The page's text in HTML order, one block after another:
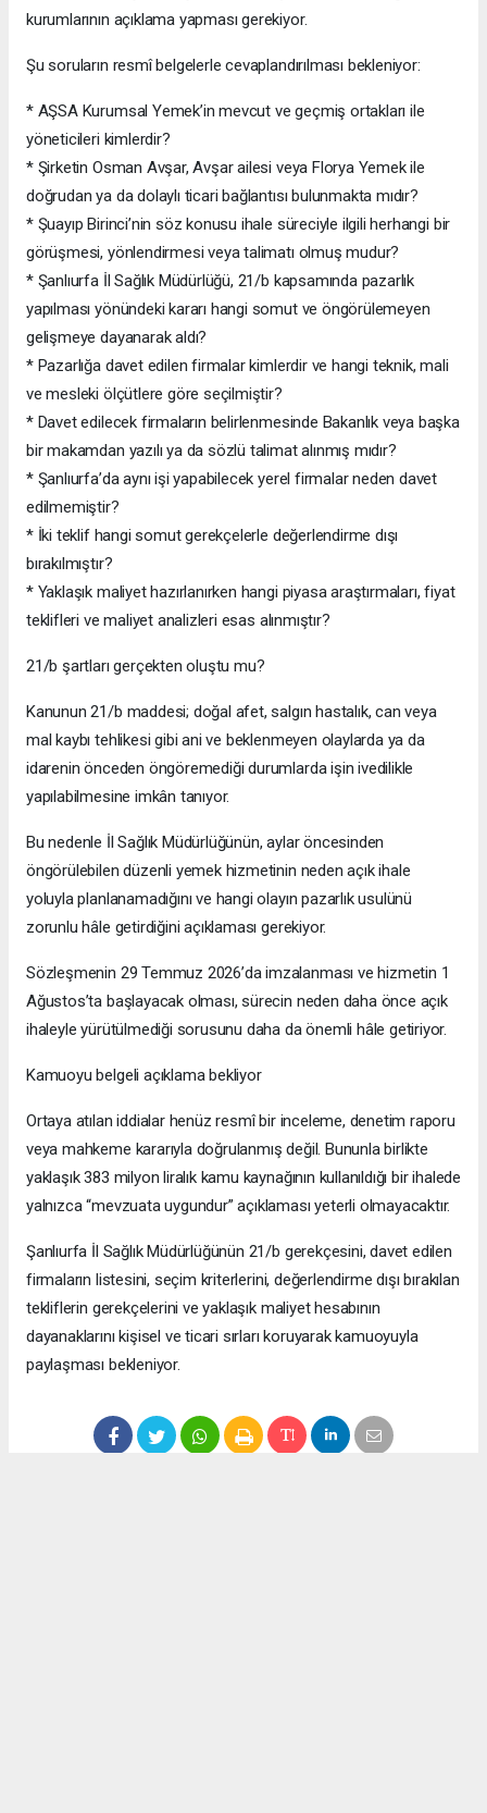
kurumlarının açıklama yapması gerekiyor.
Şu soruların resmî belgelerle cevaplandırılması bekleniyor:
* AŞSA Kurumsal Yemek’in mevcut ve geçmiş ortakları ile
yöneticileri kimlerdir?
* Şirketin Osman Avşar, Avşar ailesi veya Florya Yemek ile
doğrudan ya da dolaylı ticari bağlantısı bulunmakta mıdır?
* Şuayıp Birinci’nin söz konusu ihale süreciyle ilgili herhangi bir
görüşmesi, yönlendirmesi veya talimatı olmuş mudur?
* Şanlıurfa İl Sağlık Müdürlüğü, 21/b kapsamında pazarlık
yapılması yönündeki kararı hangi somut ve öngörülemeyen
gelişmeye dayanarak aldı?
* Pazarlığa davet edilen firmalar kimlerdir ve hangi teknik, mali
ve mesleki ölçütlere göre seçilmiştir?
* Davet edilecek firmaların belirlenmesinde Bakanlık veya başka
bir makamdan yazılı ya da sözlü talimat alınmış mıdır?
* Şanlıurfa’da aynı işi yapabilecek yerel firmalar neden davet
edilmemiştir?
* İki teklif hangi somut gerekçelerle değerlendirme dışı
bırakılmıştır?
* Yaklaşık maliyet hazırlanırken hangi piyasa araştırmaları, fiyat
teklifleri ve maliyet analizleri esas alınmıştır?
21/b şartları gerçekten oluştu mu?
Kanunun 21/b maddesi; doğal afet, salgın hastalık, can veya
mal kaybı tehlikesi gibi ani ve beklenmeyen olaylarda ya da
idarenin önceden öngöremediği durumlarda işin ivedilikle
yapılabilmesine imkân tanıyor.
Bu nedenle İl Sağlık Müdürlüğünün, aylar öncesinden
öngörülebilen düzenli yemek hizmetinin neden açık ihale
yoluyla planlanamadığını ve hangi olayın pazarlık usulünü
zorunlu hâle getirdiğini açıklaması gerekiyor.
Sözleşmenin 29 Temmuz 2026’da imzalanması ve hizmetin 1
Ağustos’ta başlayacak olması, sürecin neden daha önce açık
ihaleyle yürütülmediği sorusunu daha da önemli hâle getiriyor.
Kamuoyu belgeli açıklama bekliyor
Ortaya atılan iddialar henüz resmî bir inceleme, denetim raporu
veya mahkeme kararıyla doğrulanmış değil. Bununla birlikte
yaklaşık 383 milyon liralık kamu kaynağının kullanıldığı bir ihalede
yalnızca “mevzuata uygundur” açıklaması yeterli olmayacaktır.
Şanlıurfa İl Sağlık Müdürlüğünün 21/b gerekçesini, davet edilen
firmaların listesini, seçim kriterlerini, değerlendirme dışı bırakılan
tekliflerin gerekçelerini ve yaklaşık maliyet hesabının
dayanaklarını kişisel ve ticari sırları koruyarak kamuoyuyla
paylaşması bekleniyor.